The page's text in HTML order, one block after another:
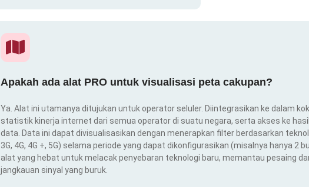
Apakah ada alat PRO untuk visualisasi peta cakupan?
Ya. Alat ini utamanya ditujukan untuk operator seluler. Diintegrasikan ke dalam
statistik kinerja internet dari semua operator di suatu negara, serta akses ke
data. Data ini dapat divisualisasikan dengan menerapkan filter berdasarkan
3G, 4G, 4G +, 5G) selama periode yang dapat dikonfigurasikan (misalnya hanya 2
alat yang hebat untuk melacak penyebaran teknologi baru, memantau pesaing
jangkauan sinyal yang buruk.